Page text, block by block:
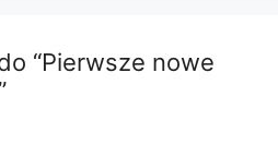
“Pierwsze nowe